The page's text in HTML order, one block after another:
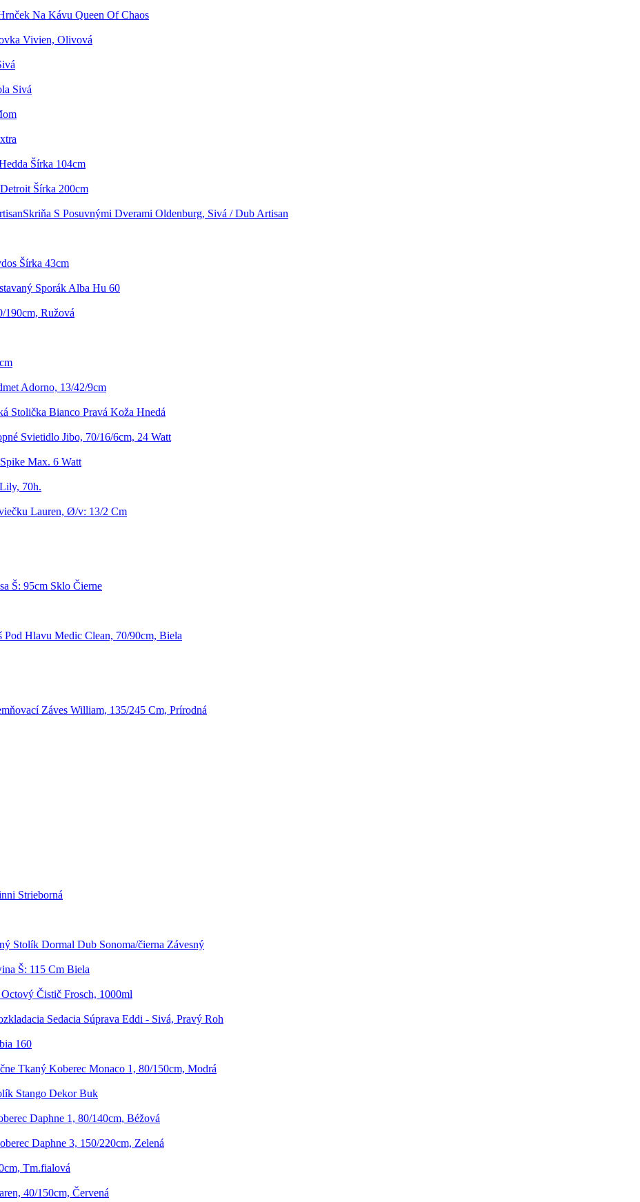
Na Kávu Queen Of Chaos
Vivien, Olivová
Sivá
Šírka 104cm
Šírka 200cm
Skriňa S Posuvnými Dverami Oldenburg, Sivá / Dub Artisan
Šírka 43cm
Sporák Alba Hu 60
190cm, Ružová
Adorno, 13/42/9cm
Stolička Bianco Pravá Koža Hnedá
Svietidlo Jibo, 70/16/6cm, 24 Watt
Max. 6 Watt
70h.
Lauren, Ø/v: 13/2 Cm
Š: 95cm Sklo Čierne
Pod Hlavu Medic Clean, 70/90cm, Biela
Záves William, 135/245 Cm, Prírodná
Strieborná
Stolík Dormal Dub Sonoma/čierna Závesný
Š: 115 Cm Biela
Čistič Frosch, 1000ml
Sedacia Súprava Eddi - Sivá, Pravý Roh
160
Tkaný Koberec Monaco 1, 80/150cm, Modrá
Stango Dekor Buk
Daphne 1, 80/140cm, Béžová
Daphne 3, 150/220cm, Zelená
Tm.fialová
40/150cm, Červená